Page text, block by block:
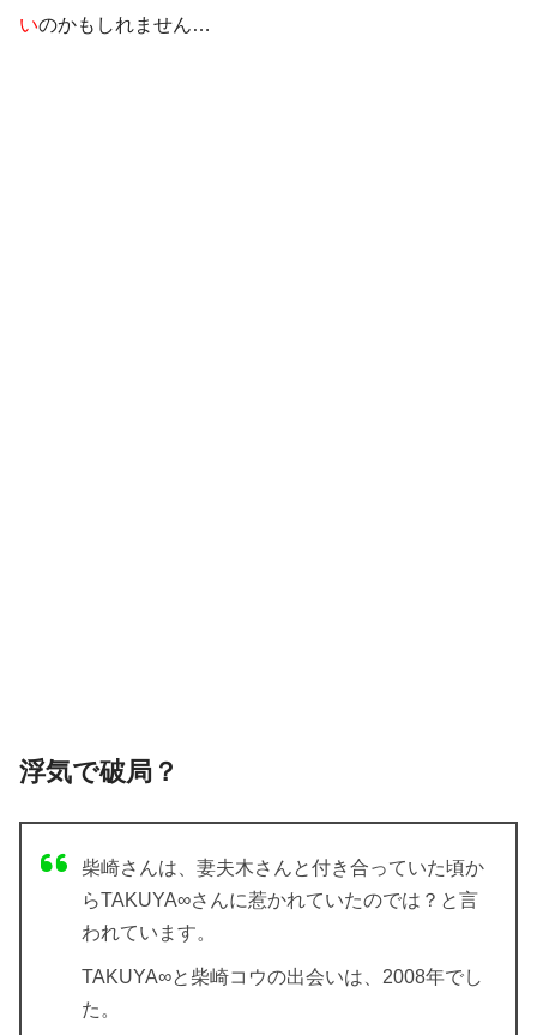
いのかもしれません…
浮気で破局？
柴崎さんは、妻夫木さんと付き合っていた頃か
らTAKUYA∞さんに惹かれていたのでは？と言
われています。
TAKUYA∞と柴崎コウの出会いは、2008年でし
た。